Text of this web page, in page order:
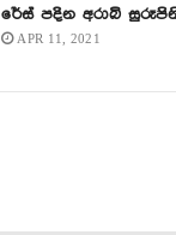
රේස් පදින අරාබි
APR 11, 2021